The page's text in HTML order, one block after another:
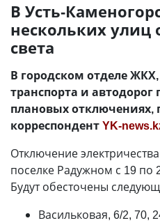
В Усть-
нескольких улиц
света
В городском отделе
транспорта и автодорог
плановых отключениях,
корреспондентYK-
Отключение
поселке Радужном с 19 по
Будут обесточены
Васильковая, 6/2, 70,